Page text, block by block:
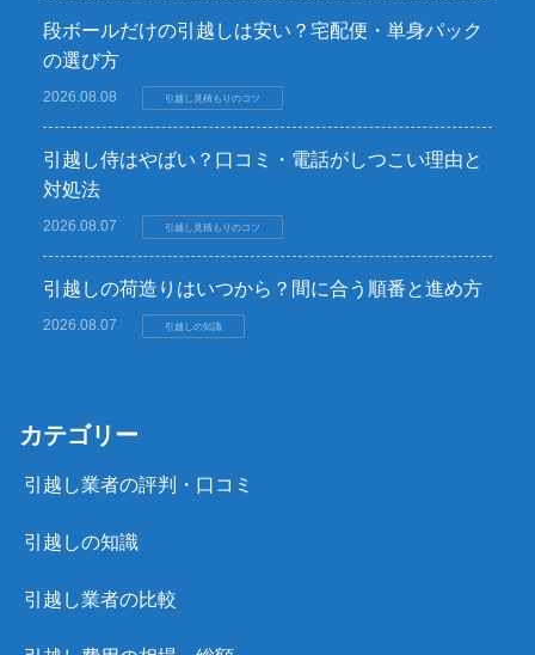
段ボールだけの引越しは安い？宅配便・単身パック
の選び方
2026.08.08 引越し見積もりのコツ
引越し侍はやばい？口コミ・電話がしつこい理由と
対処法
2026.08.07 引越し見積もりのコツ
引越しの荷造りはいつから？間に合う順番と進め方
2026.08.07 引越しの知識
カテゴリー
引越し業者の評判・口コミ
引越しの知識
引越し業者の比較